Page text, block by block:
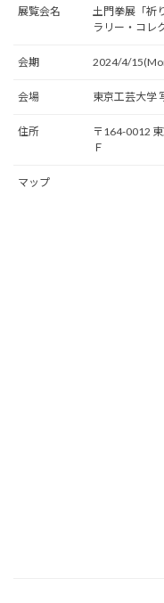
展覧会名
土門拳󠄁展「祈
ラリー・コレ
会期 2024/4/
会場 東京工芸大学
住所
〒164-0012
Ｆ
マップ